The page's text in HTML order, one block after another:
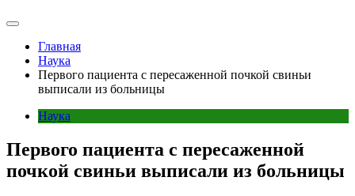
Главная
Наука
Первого пациента с пересаженной почкой свиньи
выписали из больницы
Наука
Первого пациента с пересаженной
почкой свиньи выписали из больницы